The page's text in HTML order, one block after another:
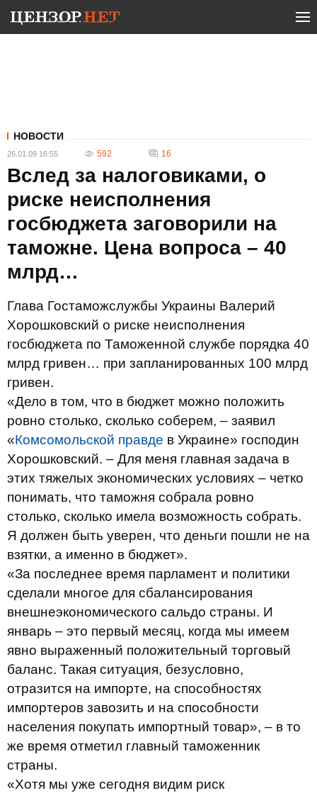
НОВОСТИ
26.01.09 16:55 592 16
Вслед за налоговиками, о
риске неисполнения
госбюджета заговорили на
таможне. Цена вопроса – 40
млрд…
Глава Гостаможслужбы Украины Валерий
Хорошковский о риске неисполнения
госбюджета по Таможенной службе порядка 40
млрд гривен… при запланированных 100 млрд
гривен.
«Дело в том, что в бюджет можно положить
ровно столько, сколько соберем, – заявил
«Комсомольской правде в Украине» господин
Хорошковский. – Для меня главная задача в
этих тяжелых экономических условиях – четко
понимать, что таможня собрала ровно
столько, сколько имела возможность собрать.
Я должен быть уверен, что деньги пошли не на
взятки, а именно в бюджет».
«За последнее время парламент и политики
сделали многое для сбалансирования
внешнеэкономического сальдо страны. И
январь – это первый месяц, когда мы имеем
явно выраженный положительный торговый
баланс. Такая ситуация, безусловно,
отразится на импорте, на способностях
импортеров завозить и на способности
населения покупать импортный товар», – в то
же время отметил главный таможенник
страны.
«Хотя мы уже сегодня видим риск